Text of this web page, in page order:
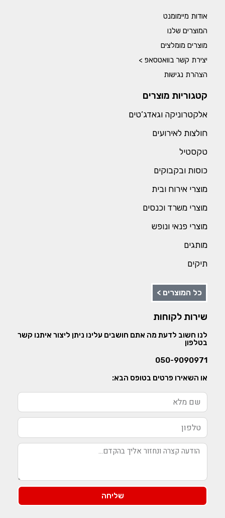
אודות מיימומנט
המוצרים שלנו
מוצרים מומלצים
יצירת קשר בוואטסאפ >
הצהרת נגישות
קטגוריות מוצרים
אלקטרוניקה וגאדג’טים
חולצות לאירועים
טקסטיל
כוסות ובקבוקים
מוצרי אירוח ובית
מוצרי משרד וכנסים
מוצרי פנאי ונופש
מותגים
תיקים
כל המוצרים >
שירות לקוחות
לנו חשוב לדעת מה אתם חושבים עלינו ניתן ליצור איתנו קשר
בטלפון
050-9090971
או השאירו פרטים בטופס הבא:
שליחה